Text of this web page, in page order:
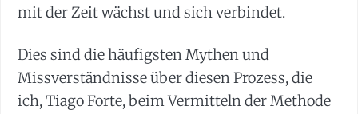
mit der Zeit wächst und sich verbindet.
Dies sind die häufigsten Mythen und
Missverständnisse über diesen Prozess, die
ich, Tiago Forte, beim Vermitteln der Methode